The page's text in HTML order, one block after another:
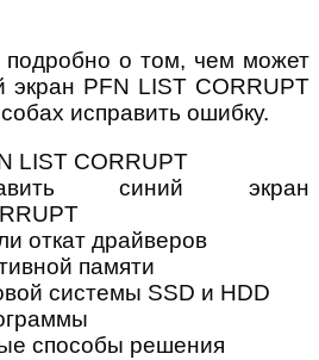
подробно о том, чем может
экран PFN LIST CORRUPT
исправить ошибку.
LIST CORRUPT
синий экран
откат драйверов
памяти
системы SSD и HDD
способы решения